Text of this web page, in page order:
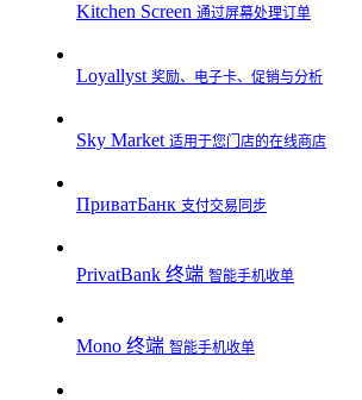
Kitchen Screen 通过屏幕处理订单
Loyallyst 奖励、电子卡、促销与分析
Sky Market 适用于您门店的在线商店
ПриватБанк 支付交易同步
PrivatBank 终端 智能手机收单
Mono 终端 智能手机收单